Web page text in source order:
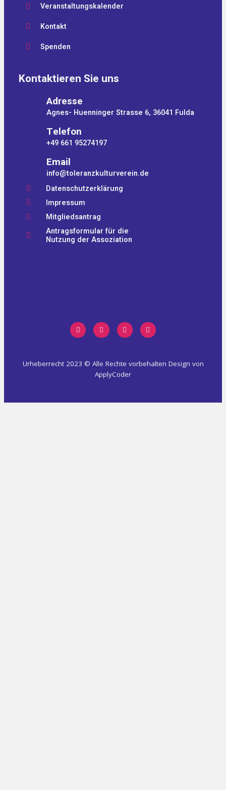
Veranstaltungskalender
Kontakt
Spenden
Kontaktieren Sie uns
Adresse
Agnes- Huenninger Strasse 6, 36041 Fulda
Telefon
+49 661 95274197
Email
info@toleranzkulturverein.de
Datenschutzerklärung
Impressum
Mitgliedsantrag
Antragsformular für die
Nutzung der Assoziation
Urheberrecht 2023 © Alle Rechte vorbehalten Design von
ApplyCoder